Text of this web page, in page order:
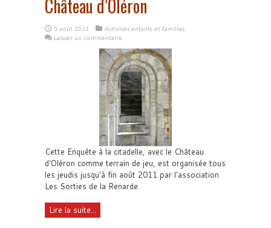
Château d’Oléron
5 août 2011
Activités enfants et familles
Laisser un commentaire
Cette Enquête à la citadelle, avec le Château
d'Oléron comme terrain de jeu, est organisée tous
les jeudis jusqu'à fin août 2011 par l'association
Les Sorties de la Renarde.
Lire la suite...